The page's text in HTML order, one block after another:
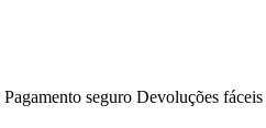
Pagamento seguro Devoluções fáceis